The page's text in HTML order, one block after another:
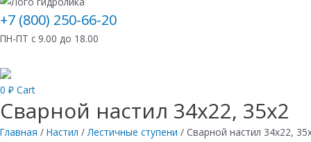
+7 (800) 250-66-20
ПН-ПТ с 9.00 до 18.00
0 ₽ Cart
Сварной настил 34х22, 35х2
Главная / Настил /Лестичные ступени / Сварной настил 34х22,